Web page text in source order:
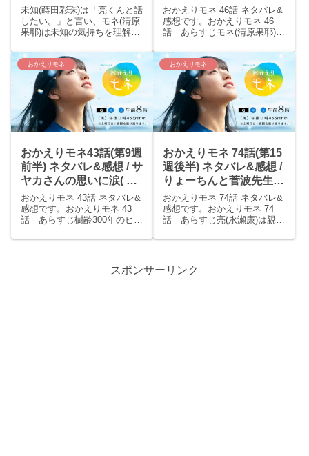
順調なモネ＆菅波先生
未知(蒔田彩珠)は「亮くんと話
したい。」と言い、モネ(清原
果耶)は未知の気持ちを理解す
(浅野忠信)が訪れた。亮は「こ
の前はきついこと言った」と
謝り、モネは「わかってるか
ら。言ってくれて良かった」
と受け入れた。
たマイコ(笑)バタバタの
東京編スタート！
おかえりモネ 46話 ネタバレ&
感想です。おかえりモネ 46
話 あらすじモネ(清原果耶)は
ションしたシェアハウスへ行
く。大家の井上菜津(マイコ)は
歓迎してくれた。明日面接を
受けるというモネに菜津は
「まだ受かってない...
おかえりモネ
おかえりモネ43話(第9週
前半) ネタバレ&感想 / サ
ヤカさんの思いに涙( ；
∀；)菅波先生は今日も手
が出せず。
おかえりモネ 43話 ネタバレ&
感想です。おかえりモネ 43
話 あらすじ樹齢300年のヒバ
(夏木マリ)は「ありがとうござ
る。残る保管場所の問題だっ
たが、モネ(清原果耶)は水害を
おかえりモネ
おかえりモネ 74話(第15
週後半) ネタバレ&感想 /
りょーちんと菅波先生の
バチバチ対面！初デート
もサメ推しな菅波先生
(≧∇≦)
おかえりモネ 74話 ネタバレ&
感想です。おかえりモネ 74
話 あらすじ亮(永瀬廉)は親方
はモネ(清原果耶)に「まだ(モ
と嘘をつく。モネは亮の様子
が何かおかしいと気にかけ
スポンサーリンク